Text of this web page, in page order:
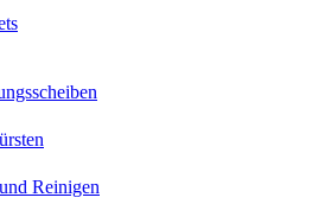
Reinigen